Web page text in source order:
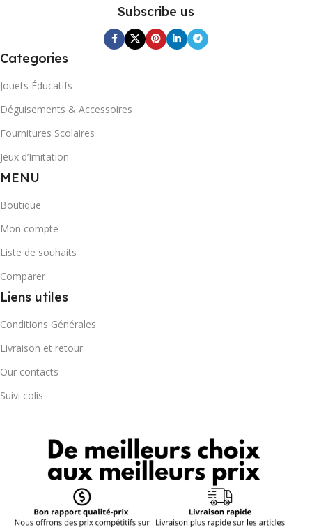
Subscribe us
Categories
Jouets Éducatifs
Déguisements & Accessoires
Fournitures Scolaires
Jeux d’Imitation
MENU
Boutique
Mon compte
Liste de souhaits
Comparer
Liens utiles
Conditions Générales
Livraison et retour
Our contacts
Suivi colis